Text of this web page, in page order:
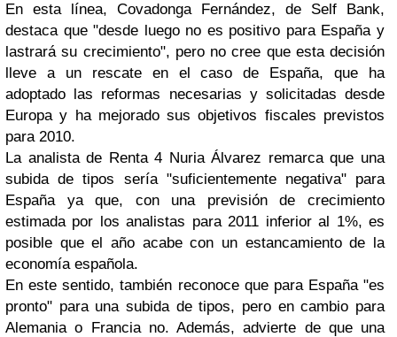
En esta línea, Covadonga Fernández, de Self Bank,
destaca que "desde luego no es positivo para España y
lastrará su crecimiento", pero no cree que esta decisión
lleve a un rescate en el caso de España, que ha
adoptado las reformas necesarias y solicitadas desde
Europa y ha mejorado sus objetivos fiscales previstos
para 2010.
La analista de Renta 4 Nuria Álvarez remarca que una
subida de tipos sería "suficientemente negativa" para
España ya que, con una previsión de crecimiento
estimada por los analistas para 2011 inferior al 1%, es
posible que el año acabe con un estancamiento de la
economía española.
En este sentido, también reconoce que para España "es
pronto" para una subida de tipos, pero en cambio para
Alemania o Francia no. Además, advierte de que una